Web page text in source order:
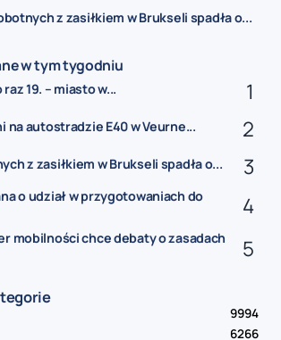
z zasiłkiem w Brukseli spadła o...
w tym tygodniu
19. – miasto w...
na autostradzie E40 w Veurne...
z zasiłkiem w Brukseli spadła o...
o udział w przygotowaniach do
mobilności chce debaty o zasadach
9994
6266